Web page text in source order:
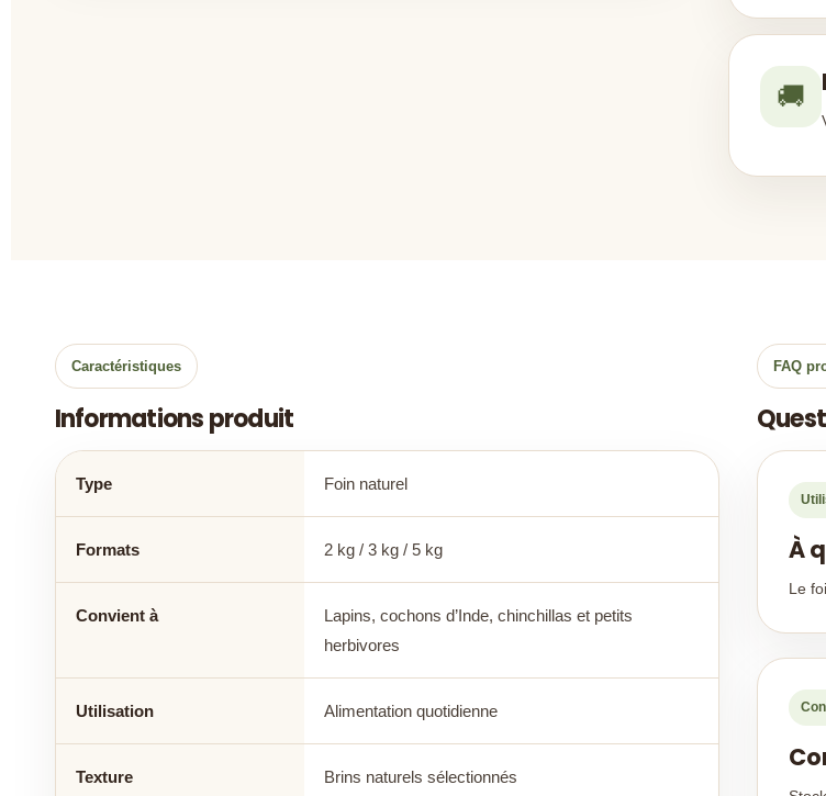
🚚
Caractéristiques
Informations produit
Type Foin naturel
Formats 2 kg / 3 kg / 5 kg
Convient à
Lapins, cochons d’Inde, chinchillas et petits
herbivores
Utilisation Alimentation quotidienne
Texture Brins naturels sélectionnés
FAQ
À
Le